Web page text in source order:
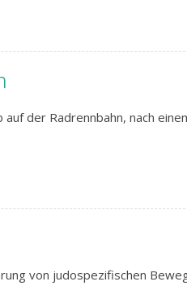
der Radrennbahn, nach
von judospezifischen